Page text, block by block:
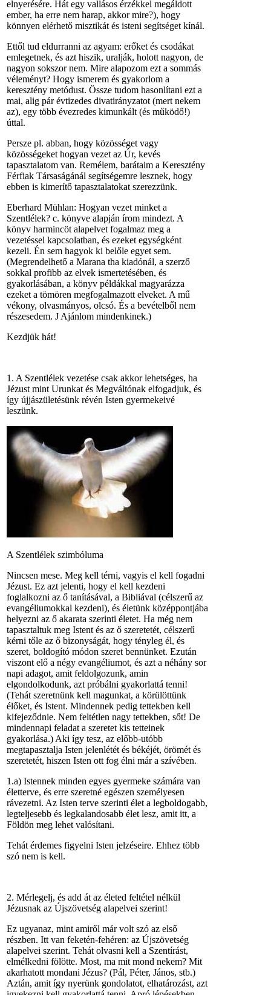
elnyerésére. Hát egy vallásos érzékkel megáldott
ember, ha erre nem harap, akkor mire?), hogy
könnyen elérhető misztikát és isteni segítséget kínál.
Ettől tud eldurranni az agyam: erőket és csodákat
emlegetnek, és azt hiszik, uralják, holott nagyon, de
nagyon sokszor nem. Mire alapozom ezt a sommás
véleményt? Hogy ismerem és gyakorlom a
keresztény metódust. Össze tudom hasonlítani ezt a
mai, alig pár évtizedes divatirányzatot (mert nekem
az), egy több évezredes kimunkált (és működő!)
úttal.
Persze pl. abban, hogy közösséget vagy
közösségeket hogyan vezet az Úr, kevés
tapasztalatom van. Remélem, barátaim a Keresztény
Férfiak Társaságánál segítségemre lesznek, hogy
ebben is kimerítő tapasztalatokat szerezzünk.
Eberhard Mühlan: Hogyan vezet minket a
Szentlélek? c. könyve alapján írom mindezt. A
könyv harmincöt alapelvet fogalmaz meg a
vezetéssel kapcsolatban, és ezeket egységként
kezeli. Én sem hagyok ki belőle egyet sem.
(Megrendelhető a Marana tha kiadónál, a szerző
sokkal profibb az elvek ismertetésében, és
gyakorlásában, a könyv példákkal magyarázza
ezeket a tömören megfogalmazott elveket. A mű
vékony, olvasmányos, olcsó. És a bevételből nem
részesedem. J Ajánlom mindenkinek.)
Kezdjük hát!
1. A Szentlélek vezetése csak akkor lehetséges, ha
Jézust mint Urunkat és Megváltónak elfogadjuk, és
így újjászületésünk révén Isten gyermekeivé
leszünk.
A Szentlélek szimbóluma
Nincsen mese. Meg kell térni, vagyis el kell fogadni
Jézust. Ez azt jelenti, hogy el kell kezdeni
foglalkozni az ő tanításával, a Bibliával (célszerű az
evangéliumokkal kezdeni), és életünk középpontjába
helyezni az ő akarata szerinti életet. Ha még nem
tapasztaltuk meg Istent és az ő szeretetét, célszerű
kérni tőle az ő bizonyságát, hogy tényleg él, és
szeret, boldogító módon szeret bennünket. Ezután
viszont elő a négy evangéliumot, és azt a néhány sor
napi adagot, amit feldolgozunk, amin
elgondolkodunk, azt próbálni gyakorlattá tenni!
(Tehát szeretnünk kell magunkat, a körülöttünk
élőket, és Istent. Mindennek pedig tettekben kell
kifejeződnie. Nem feltétlen nagy tettekben, sőt! De
mindennapi feladat a szeretet kis tetteinek
gyakorlása.) Aki így tesz, az előbb-utóbb
megtapasztalja Isten jelenlétét és békéjét, örömét és
szeretetét, hiszen Isten ott fog élni már a szívében.
1.a) Istennek minden egyes gyermeke számára van
életterve, és erre szeretné egészen személyesen
rávezetni. Az Isten terve szerinti élet a legboldogabb,
legteljesebb és legkalandosabb élet lesz, amit itt, a
Földön meg lehet valósítani.
Tehát érdemes figyelni Isten jelzéseire. Ehhez több
szó nem is kell.
2. Mérlegelj, és add át az életed feltétel nélkül
Jézusnak az Újszövetség alapelvei szerint!
Ez ugyanaz, mint amiről már volt szó az első
részben. Itt van feketén-fehéren: az Újszövetség
alapelvei szerint. Tehát olvasni kell a Szentírást,
elmélkedni fölötte. Most, ma mit mond nekem? Mit
akarhatott mondani Jézus? (Pál, Péter, János, stb.)
Aztán, amit így nyerünk gondolatot, elhatározást, azt